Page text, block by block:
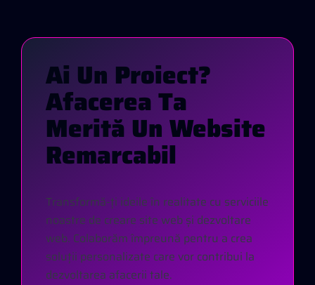
AI UN PROIECT?
AFACEREATA
MERITĂ UN WEBSITE
REMARCABIL
Transformă-ți ideile în realitate cu serviciile
noastre de creare site web și dezvoltare
web. Colaborăm împreună pentru a crea
soluții personalizate care vor contribui la
dezvoltarea afacerii tale.